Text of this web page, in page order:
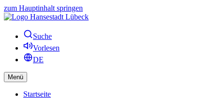
zum Hauptinhalt springen
Suche
Vorlesen
DE
Menü
Startseite